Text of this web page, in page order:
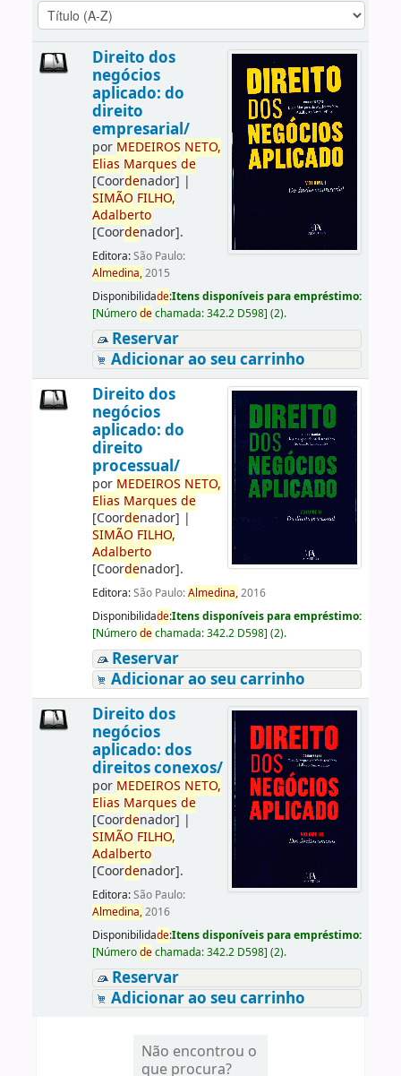
Direito dos
negócios
aplicado: do
direito
empresarial/
por MEDEIROS NETO,
Elias Marques de
[Coordenador] |
SIMÃO FILHO,
Adalberto
[Coordenador].
Editora:São Paulo:
Almedina,2015
Disponibilidade:Itens disponíveis para empréstimo:
[Númerodechamada:342.2 D598] (2).
Reservar
Adicionar ao seu carrinho
Direito dos
negócios
aplicado: do
direito
processual/
por MEDEIROS NETO,
Elias Marques de
[Coordenador] |
SIMÃO FILHO,
Adalberto
[Coordenador].
Editora:São Paulo:Almedina,2016
Disponibilidade:Itens disponíveis para empréstimo:
[Númerodechamada:342.2 D598] (2).
Reservar
Adicionar ao seu carrinho
Direito dos
negócios
aplicado: dos
direitos conexos/
por MEDEIROS NETO,
Elias Marques de
[Coordenador] |
SIMÃO FILHO,
Adalberto
[Coordenador].
Editora:São Paulo:
Almedina,2016
Disponibilidade:Itens disponíveis para empréstimo:
[Númerodechamada:342.2 D598] (2).
Reservar
Adicionar ao seu carrinho
Não encontrou o
que procura?